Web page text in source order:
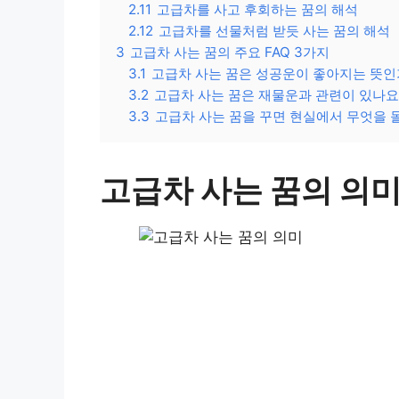
2.11 고급차를 사고 후회하는 꿈의 해석
2.12 고급차를 선물처럼 받듯 사는 꿈의 해석
3 고급차 사는 꿈의 주요 FAQ 3가지
3.1 고급차 사는 꿈은 성공운이 좋아지는 뜻인
3.2 고급차 사는 꿈은 재물운과 관련이 있나
3.3 고급차 사는 꿈을 꾸면 현실에서 무엇을
고급차 사는 꿈의 의미